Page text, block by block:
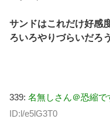
サンドはこれだけ好感
ろいろやりづらいだろ
339: 名無しさん＠恐縮で
ID:l/e5lG3T0